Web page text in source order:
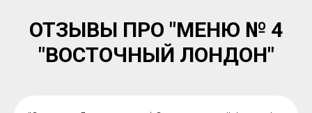
ОТЗЫВЫ ПРО "МЕНЮ № 4
"ВОСТОЧНЫЙ ЛОНДОН"